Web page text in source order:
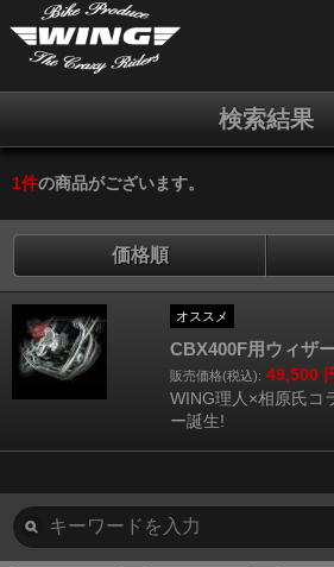
検索結果
1件の商品がございます。
価格順
オススメ
CBX400F用ウィザ
販売価格(税込): 49,500
WING理人×相原氏
ー誕生!